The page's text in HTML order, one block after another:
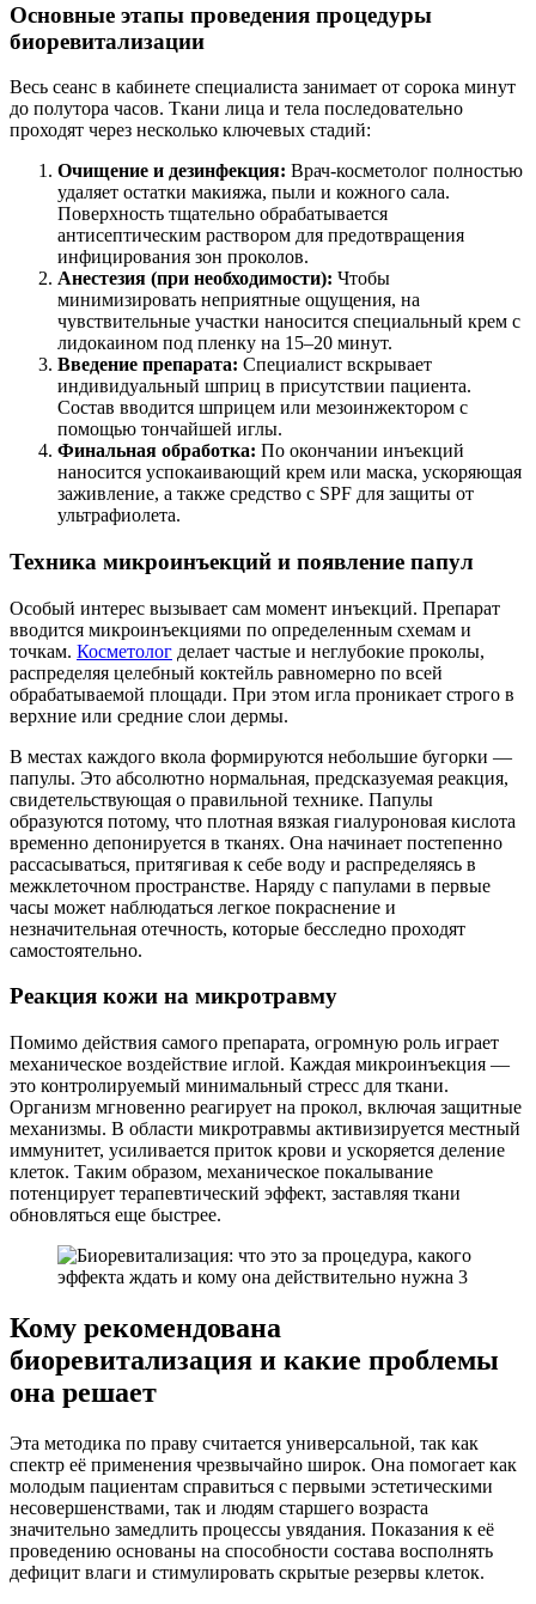
Основные этапы проведения процедуры
биоревитализации
Весь сеанс в кабинете специалиста занимает от сорока минут
до полутора часов. Ткани лица и тела последовательно
проходят через несколько ключевых стадий:
Очищение и дезинфекция: Врач-косметолог полностью
удаляет остатки макияжа, пыли и кожного сала.
Поверхность тщательно обрабатывается
антисептическим раствором для предотвращения
инфицирования зон проколов.
Анестезия (при необходимости): Чтобы
минимизировать неприятные ощущения, на
чувствительные участки наносится специальный крем с
лидокаином под пленку на 15–20 минут.
Введение препарата: Специалист вскрывает
индивидуальный шприц в присутствии пациента.
Состав вводится шприцем или мезоинжектором с
помощью тончайшей иглы.
Финальная обработка: По окончании инъекций
наносится успокаивающий крем или маска, ускоряющая
заживление, а также средство с SPF для защиты от
ультрафиолета.
Техника микроинъекций и появление папул
Особый интерес вызывает сам момент инъекций. Препарат
вводится микроинъекциями по определенным схемам и
точкам. Косметолог делает частые и неглубокие проколы,
распределяя целебный коктейль равномерно по всей
обрабатываемой площади. При этом игла проникает строго в
верхние или средние слои дермы.
В местах каждого вкола формируются небольшие бугорки —
папулы. Это абсолютно нормальная, предсказуемая реакция,
свидетельствующая о правильной технике. Папулы
образуются потому, что плотная вязкая гиалуроновая кислота
временно депонируется в тканях. Она начинает постепенно
рассасываться, притягивая к себе воду и распределяясь в
межклеточном пространстве. Наряду с папулами в первые
часы может наблюдаться легкое покраснение и
незначительная отечность, которые бесследно проходят
самостоятельно.
Реакция кожи на микротравму
Помимо действия самого препарата, огромную роль играет
механическое воздействие иглой. Каждая микроинъекция —
это контролируемый минимальный стресс для ткани.
Организм мгновенно реагирует на прокол, включая защитные
механизмы. В области микротравмы активизируется местный
иммунитет, усиливается приток крови и ускоряется деление
клеток. Таким образом, механическое покалывание
потенцирует терапевтический эффект, заставляя ткани
обновляться еще быстрее.
Кому рекомендована
биоревитализация и какие проблемы
она решает
Эта методика по праву считается универсальной, так как
спектр её применения чрезвычайно широк. Она помогает как
молодым пациентам справиться с первыми эстетическими
несовершенствами, так и людям старшего возраста
значительно замедлить процессы увядания. Показания к её
проведению основаны на способности состава восполнять
дефицит влаги и стимулировать скрытые резервы клеток.